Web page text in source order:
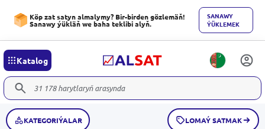
Köp zat satyn almalymy? Bir-birden gözlemäň!
Sanawy ýükläň we baha teklibi alyň.
SANAWY
ÝÜKLEMEK
Katalog
KATEGORIÝALAR LOMAÝ SATMAK